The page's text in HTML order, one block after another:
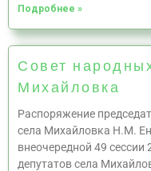
Подробнее »
Совет
Михайловка
Распоряжение
села Михайловка Н.М.
внеочередной 49
депутатов села